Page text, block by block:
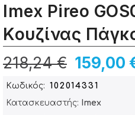
Imex Pireo
Κουζίνας
159,00
218,24 €
Κωδικός
102014331
Κατασκευαστής:
Imex